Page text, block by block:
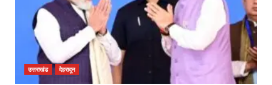
उत्तराखंड देहरादून